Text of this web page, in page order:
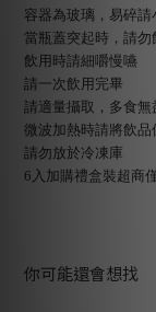
容器為玻璃，易碎請
當瓶蓋突起時，請勿
飲用時請細嚼慢嚥
請一次飲用完畢
請適量攝取，多食無
微波加熱時請將飲
請勿放於冷凍庫
6入加購禮盒裝超商
你可能還會想找